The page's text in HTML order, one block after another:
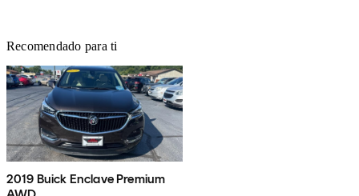
Recomendado para ti
2019 Buick Enclave Premium